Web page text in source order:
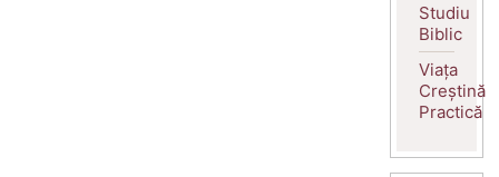
Studiu
Biblic
Viața
Creștină
Practică